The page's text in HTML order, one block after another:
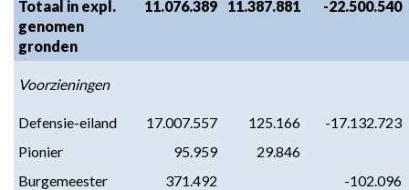
Totaal in expl.
genomen
gronden
11.076.389 11.387.881 -22.500.540
Voorzieningen
Defensie-eiland 17.007.557 125.166
-17.132.723
Pionier
95.959
29.846
Burgemeester
371.492 -102.096